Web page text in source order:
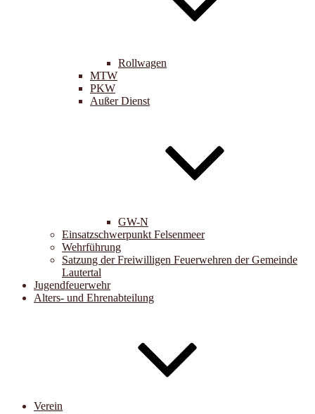
Rollwagen
MTW
PKW
Außer Dienst
GW-N
Einsatzschwerpunkt Felsenmeer
Wehrführung
Satzung der Freiwilligen Feuerwehren der Gemeinde
Lautertal
Jugendfeuerwehr
Alters- und Ehrenabteilung
Verein